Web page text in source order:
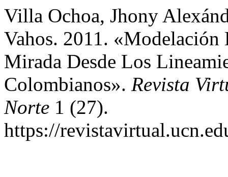
Villa Ochoa, Jhony
Vahos. 2011. «Modelación
Mirada Desde Los
Colombianos». Revista
Norte 1 (27).
https://